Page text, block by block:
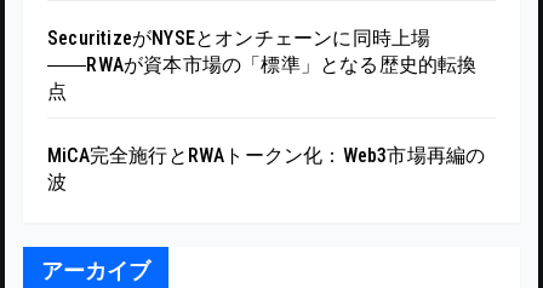
SecuritizeがNYSEとオンチェーンに同時上場
――RWAが資本市場の「標準」となる歴史的転換
点
MiCA完全施行とRWAトークン化：Web3市場再編の
波
アーカイブ